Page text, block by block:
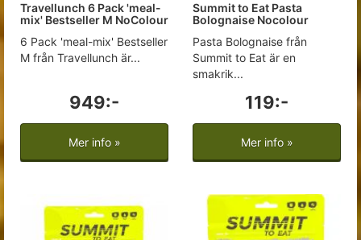
Travellunch 6 Pack 'meal-
mix' Bestseller M NoColour
6 Pack 'meal-mix' Bestseller
M från Travellunch är...
949:-
Mer info »
Summit to Eat Pasta
Bolognaise Nocolour
Pasta Bolognaise från
Summit to Eat är en
smakrik...
119:-
Mer info »